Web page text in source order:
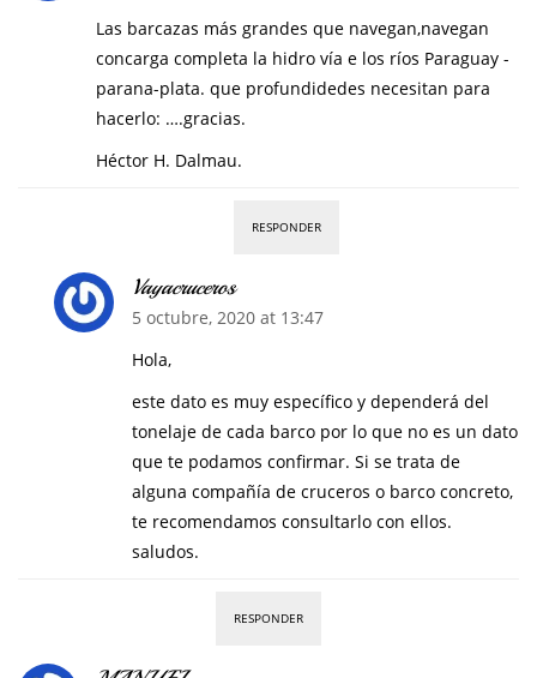
Las barcazas más grandes que navegan,navegan
concarga completa la hidro vía e los ríos Paraguay -
parana-plata. que profundidedes necesitan para
hacerlo: ….gracias.
Héctor H. Dalmau.
RESPONDER
Vayacruceros
5 octubre, 2020 at 13:47
Hola,
este dato es muy específico y dependerá del
tonelaje de cada barco por lo que no es un dato
que te podamos confirmar. Si se trata de
alguna compañía de cruceros o barco concreto,
te recomendamos consultarlo con ellos.
saludos.
RESPONDER